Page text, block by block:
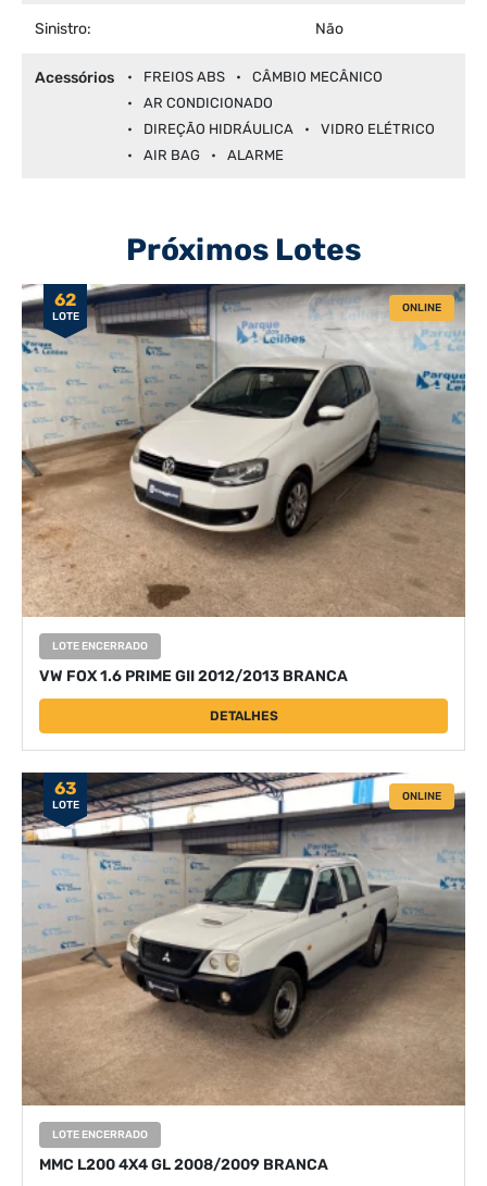
Sinistro: Não
Acessórios FREIOS ABS
CÂMBIO MECÂNICO
AR CONDICIONADO
DIREÇÃO HIDRÁULICA
VIDRO ELÉTRICO
AIR BAG
ALARME
Próximos Lotes
62
LOTE
ONLINE
LOTE ENCERRADO
VW FOX 1.6 PRIME GII 2012/2013 BRANCA
DETALHES
63
LOTE
ONLINE
LOTE ENCERRADO
MMC L200 4X4 GL 2008/2009 BRANCA